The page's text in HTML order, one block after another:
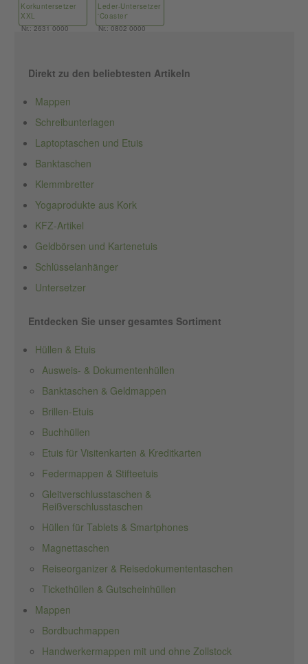
Korkuntersetzer
XXL
Nr.: 2631 0000
Leder-Untersetzer
'Coaster'
Nr.: 0802 0000
Direkt zu den beliebtesten Artikeln
Mappen
Schreibunterlagen
Laptoptaschen und Etuis
Banktaschen
Klemmbretter
Yogaprodukte aus Kork
KFZ-Artikel
Geldbörsen und Kartenetuis
Schlüsselanhänger
Untersetzer
Entdecken Sie unser gesamtes Sortiment
Hüllen & Etuis
Ausweis- & Dokumentenhüllen
Banktaschen & Geldmappen
Brillen-Etuis
Buchhüllen
Etuis für Visitenkarten & Kreditkarten
Federmappen & Stifteetuis
Gleitverschlusstaschen &
Reißverschlusstaschen
Hüllen für Tablets & Smartphones
Magnettaschen
Reiseorganizer & Reisedokumententaschen
Tickethüllen & Gutscheinhüllen
Mappen
Bordbuchmappen
Handwerkermappen mit und ohne Zollstock